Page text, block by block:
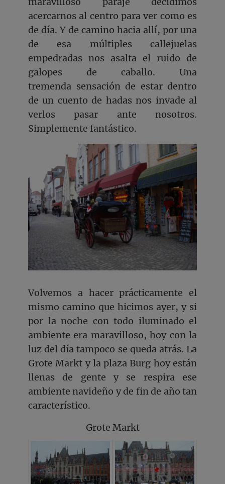
acercarnos al centro para ver como es
de día. Y de camino hacia allí, por una
de esa múltiples callejuelas
empedradas nos asalta el ruido de
galopes de caballo. Una
tremenda sensación de estar dentro
de un cuento de hadas nos invade al
verlos pasar ante nosotros.
Simplemente fantástico.
Volvemos a hacer prácticamente el
mismo camino que hicimos ayer, y si
por la noche con todo iluminado el
ambiente era maravilloso, hoy con la
luz del día tampoco se queda atrás. La
Grote Markt y la plaza Burg hoy están
llenas de gente y se respira ese
ambiente navideño y de fin de año tan
característico.
Grote Markt